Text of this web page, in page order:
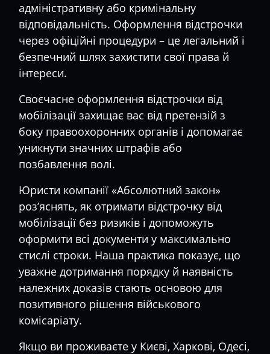
адміністративну або кримінальну
відповідальність. Оформлення відстрочки
через офіційні процедури – це легальний і
безпечний шлях захистити свої права й
інтереси.
Своєчасне оформлення відстрочки від
мобілізації захищає вас від претензій з
боку правоохоронних органів і допомагає
уникнути значних штрафів або
позбавлення волі.
Юристи компанії «Абсолютний закон»
роз’яснять, як отримати відстрочку від
мобілізації без ризиків і допоможуть
оформити всі документи у максимально
стислі строки. Наша практика показує, що
уважне дотримання порядку й наявність
належних доказів стають основою для
позитивного рішення військового
комісаріату.
Якщо ви проживаєте у Києві, Харкові, Одесі,